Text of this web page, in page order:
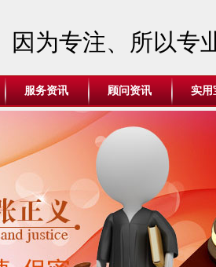
因为专注、所以专
服务资讯 顾问资讯 实用